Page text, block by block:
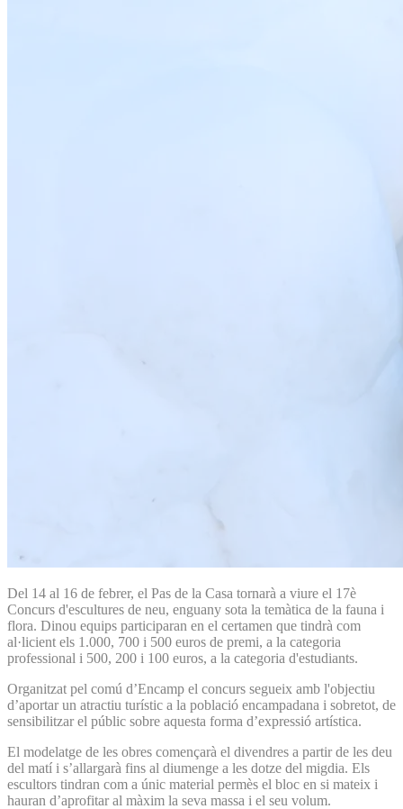
Del 14 al 16 de febrer, el Pas de la Casa tornarà a viure el 17è
Concurs d'escultures de neu, enguany sota la temàtica de la fauna i
flora. Dinou equips participaran en el certamen que tindrà com
al·licient els 1.000, 700 i 500 euros de premi, a la categoria
professional i 500, 200 i 100 euros, a la categoria d'estudiants.
Organitzat pel comú dʼEncamp el concurs segueix amb l'objectiu
dʼaportar un atractiu turístic a la població encampadana i sobretot, de
sensibilitzar el públic sobre aquesta forma dʼexpressió artística.
El modelatge de les obres començarà el divendres a partir de les deu
del matí i sʼallargarà fins al diumenge a les dotze del migdia. Els
escultors tindran com a únic material permès el bloc en si mateix i
hauran dʼaprofitar al màxim la seva massa i el seu volum.